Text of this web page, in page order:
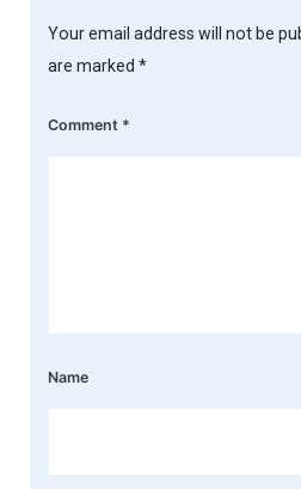
Your email address will not be
are marked *
Comment *
Name